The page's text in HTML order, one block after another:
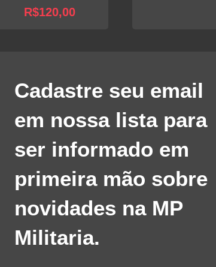
R$120,00
Cadastre seu email
em nossa lista para
ser informado em
primeira mão sobre
novidades na MP
Militaria.